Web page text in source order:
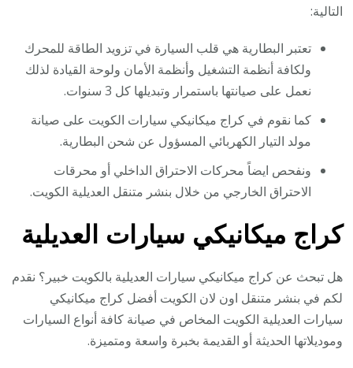
التالية:
تعتبر البطارية هي قلب السيارة في تزويد الطاقة للمحرك
ولكافة أنظمة التشغيل وأنظمة الأمان ولوحة القيادة لذلك
نعمل على صيانتها باستمرار وتبديلها كل 3 سنوات.
كما نقوم في كراج ميكانيكي سيارات الكويت على صيانة
مولد التيار الكهربائي المسؤول عن شحن البطارية.
ونفحص ايضاً محركات الاحتراق الداخلي أو محرقات
الاحتراق الخارجي من خلال بنشر متنقل العديلية الكويت.
كراج ميكانيكي سيارات العديلية
هل تبحث عن كراج ميكانيكي سيارات العديلية بالكويت خبير؟ نقدم
لكم في بنشر متنقل اون لان الكويت أفضل كراج ميكانيكي
سيارات العديلية الكويت المخاص في صيانة كافة أنواع السيارات
وموديلاتها الحديثة أو القديمة بخبرة واسعة ومتميزة.